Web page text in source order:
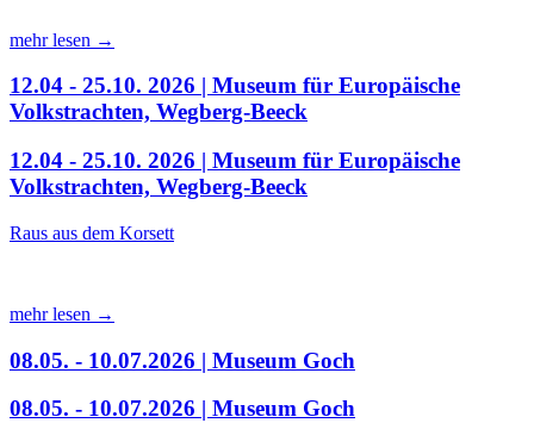
mehr lesen →
12.04 - 25.10. 2026 | Museum für Europäische
Volkstrachten, Wegberg-Beeck
12.04 - 25.10. 2026 | Museum für Europäische
Volkstrachten, Wegberg-Beeck
Raus aus dem Korsett
mehr lesen →
08.05. - 10.07.2026 | Museum Goch
08.05. - 10.07.2026 | Museum Goch